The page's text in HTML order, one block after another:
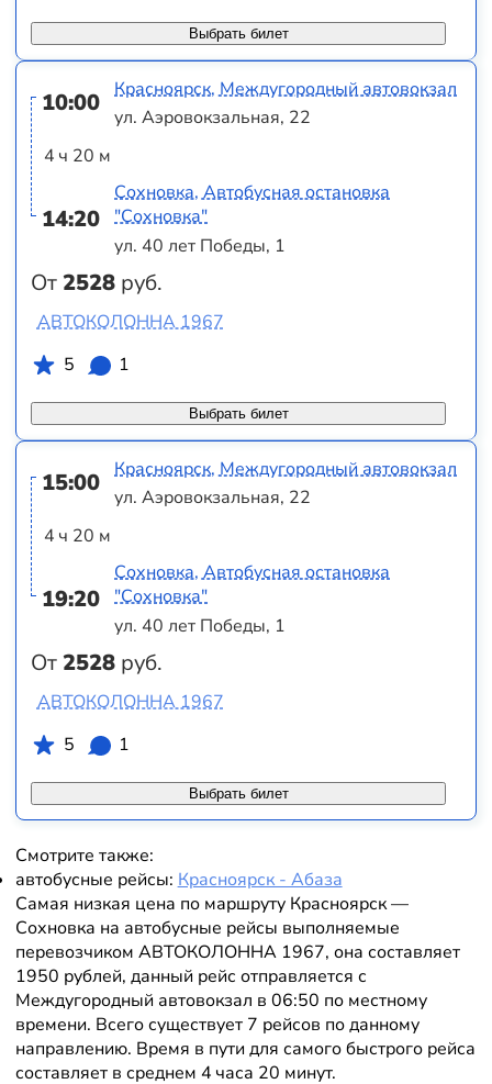
Выбрать билет
10:00
4 ч 20 м
14:20
От2528 руб.
Красноярск, Междугородный автовокзал
ул. Аэровокзальная, 22
Сохновка, Автобусная остановка
"Сохновка"
ул. 40 лет Победы, 1
Выбрать билет
АВТОКОЛОННА 1967
5
1
15:00
4 ч 20 м
19:20
От2528 руб.
Красноярск, Междугородный автовокзал
ул. Аэровокзальная, 22
Сохновка, Автобусная остановка
"Сохновка"
ул. 40 лет Победы, 1
Выбрать билет
АВТОКОЛОННА 1967
5
1
Смотрите также:
автобусные рейсы:Красноярск - Абаза
Самая низкая цена по маршруту Красноярск —
Сохновка на автобусные рейсы выполняемые
перевозчиком АВТОКОЛОННА 1967, она составляет
1950 рублей, данный рейс отправляется с
Междугородный автовокзал в 06:50 по местному
времени. Всего существует 7 рейсов по данному
направлению. Время в пути для самого быстрого рейса
составляет в среднем 4 часа 20 минут.